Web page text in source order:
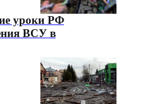
уроки РФ
ВСУ в